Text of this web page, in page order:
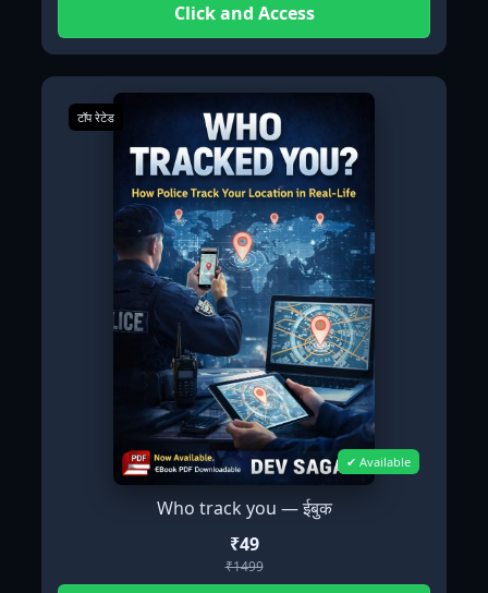
Click and Access
टॉप रेटेड
✔ Available
Who track you — ईबुक
₹49
₹1499